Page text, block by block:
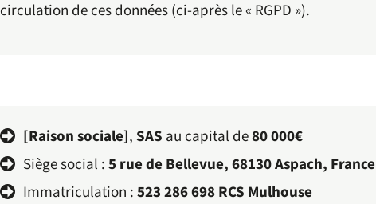
circulation de ces données (ci-après le « RGPD »).
[Raison sociale], SAS au capital de80 000€
Siège social : 5 rue de Bellevue, 68130 Aspach, France
Immatriculation : 523 286 698RCS Mulhouse